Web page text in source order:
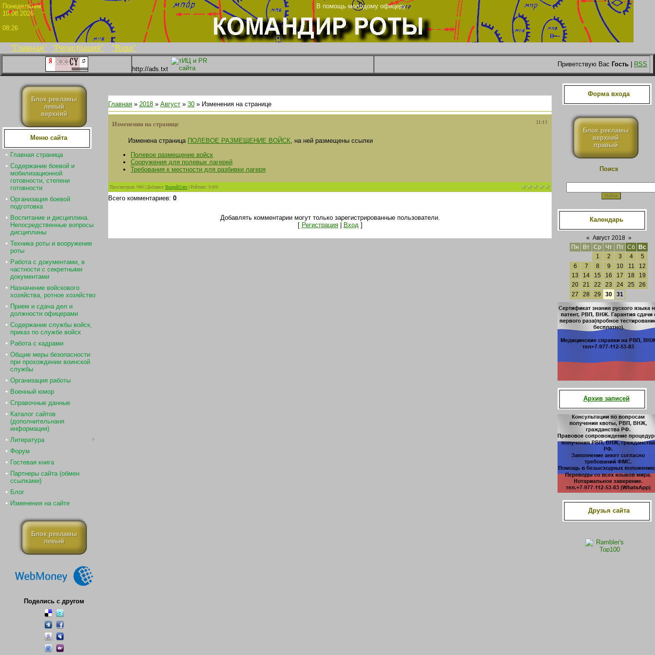
"Главная" "Регистрация" "Вход"
Понедельник В помощь молодому офицеру
10.08.2026
08:26
http://ads.txt
Приветствую Вас Гость RSS
Блок рекламы
левый
верхний
Меню сайта
Главная страница
Содержание боевой и
мобилизационной
готовности, степени
готовности
Организация боевой
подготовка
Воспитание и дисциплина.
Непосредственные вопросы
дисциплины
Техника роты и вооружение
роты
Работа с документами, в
частности с секретными
документами
Назначение войскового
хозяйства, ротное хозяйство
Прием и сдача дел и
должности офицерами
Содержание службы войск,
приказ по службе войск
Работа с кадрами
Общие меры безопасности
при прохождении воинской
службы
Организация работы
Военный юмор
Справочные данные
Каталог сайтов
(дополнительнаня
информация)
Литература
Форум
Гостевая книга
Партнеры сайта (обмен
ссылками)
Блог
Изменения на сайте
Блок рекламы
левый
Поделись с другом
Главная » 2018 » Август » 30 » Изменения на странице
21:13
Изменения на странице
Изменена страница ПОЛЕВОЕ РАЗМЕЩЕНИЕ ВОЙСК, на ней размещены ссылки
Полевое размещение войск
Сооружения для полевых лагерей
Требования к местности для разбивки лагеря
Просмотров: 980|Добавил: ВещийОлег|Рейтинг: 0.0/0
Всего комментариев: 0
Добавлять комментарии могут только зарегистрированные пользователи.
[ Регистрация| Вход]
Форма входа
Блок рекламы
верхний
правый
Поиск
Календарь
« Август 2018 »
Пн
Вт Ср Чт Пт Сб
Вс
1
2 3 4
5
6
7 8 9 10 11
12
13
14 15 16 17 18
19
20
21 22 23 24 25
26
27
28 29 30 31
Архив записей
Друзья сайта